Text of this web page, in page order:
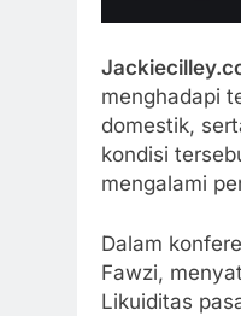
menghadapi
domestik,
kondisi
mengalami
Dalam
Fawzi,
Likuiditas